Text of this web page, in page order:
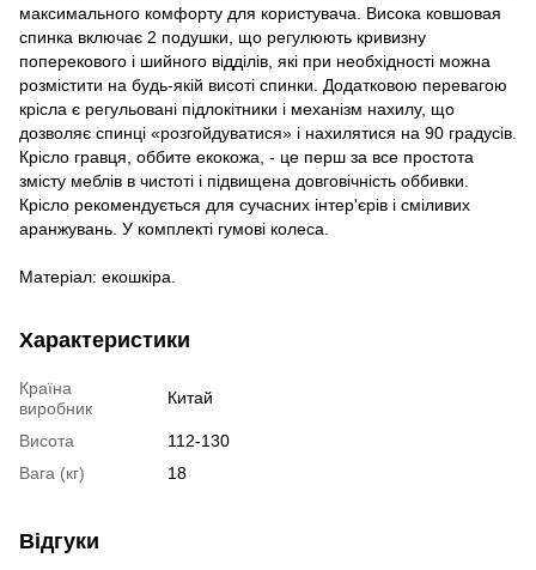
максимального комфорту для користувача. Висока ковшовая
спинка включає 2 подушки, що регулюють кривизну
поперекового і шийного відділів, які при необхідності можна
розмістити на будь-якій висоті спинки. Додатковою перевагою
крісла є регульовані підлокітники і механізм нахилу, що
дозволяє спинці «розгойдуватися» і нахилятися на 90 градусів.
Крісло гравця, оббите екокожа, - це перш за все простота
змісту меблів в чистоті і підвищена довговічність оббивки.
Крісло рекомендується для сучасних інтер'єрів і сміливих
аранжувань. У комплекті гумові колеса.
Матеріал: екошкіра.
Характеристики
Країна
виробник
Китай
Висота
112-130
Вага (кг)
18
Відгуки